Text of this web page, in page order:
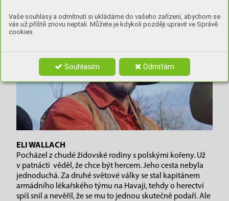
Vaše souhlasy a odmítnutí si ukládáme do vašeho zařízení, abychom se
vás už příště znovu neptali. Můžete je kdykoli později upravit ve Správě
cookies
Souhlasím Odmítám
ELI WALLACH
Pocházel z chudé židovské rodiny s polskými kořeny. Už
v patnácti věděl, že chce být hercem. Jeho cesta nebyla
jednoduchá. Za druhé světové války se stal kapitánem
armádního lékařského týmu na Havaji, tehdy o herectví
spíš snil a nevěřil, že se mu to jednou skutečně podaří. Ale